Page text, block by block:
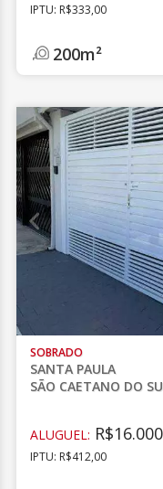
IPTU: R$333,00
200m²
SOBRADO
SANTA PAULA
SÃO CAETANO DO
ALUGUEL:
IPTU: R$412,00